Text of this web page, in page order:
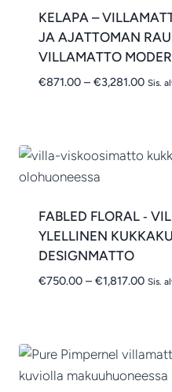
KELAPA –
JA AJATTOMAN
VILLAMATTO
€871.00 – €3,281.00 Sis.
FABLED FLORAL ‑
YLELLINEN
DESIGNMATTO
€750.00 – €1,817.00 Sis.